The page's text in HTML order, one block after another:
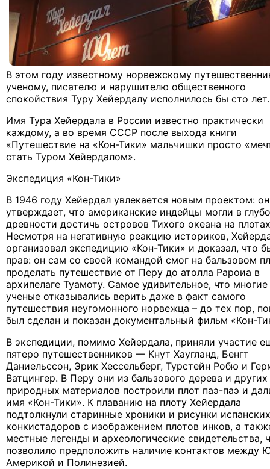
В этом году известному норвежскому
ученому, писателю и нарушителю общественного
спокойствия Туру Хейердалу исполнилось бы сто лет.
Имя Тура Хейердала в России известно практически
каждому, а во время СССР после выхода книги
«Путешествие на «Кон-Тики» мальчишки просто
стать Туром Хейердалом».
Экспедиция «Кон-Тики»
В 1946 году Хейердал увлекается новым проектом: он
утверждает, что американские индейцы могли в
древности достичь островов Тихого океана на
Несмотря на негативную реакцию историков,
организовал экспедицию «Кон-Тики» и доказал, что
прав: он сам со своей командой смог на бальзовом
проделать путешествие от Перу до атолла Рароиа в
архипелаге Туамоту. Самое удивительное, что многие
ученые отказывались верить даже в факт самого
путешествия неугомонного норвежца – до тех пор,
был сделан и показан документальный фильм «Кон-
В экспедиции, помимо Хейердала, приняли участие
пятеро путешественников — Кнут Хаугланд, Бенгт
Даниельссон, Эрик Хессельберг, Турстейн Робю и
Ватцингер. В Перу они из бальзового дерева и других
природных материалов построили плот паэ-паэ и
имя «Кон-Тики». К плаванию на плоту Хейердала
подтолкнули старинные хроники и рисунки испанских
конкистадоров с изображением плотов инков, а
местные легенды и археологические свидетельства,
позволило предположить наличие контактов между
Америкой и Полинезией.